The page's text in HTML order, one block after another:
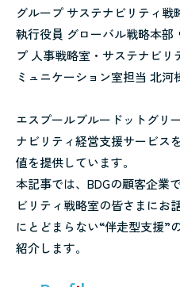
グループ サステナビリティ
執行役員 グローバル戦略本部
プ 人事戦略室・サステナビリ
ミュニケーション室担当 北河
エスプールブルードットグリ
ナビリティ経営支援サービス
値を提供しています。
本記事では、BDGの顧客企業
ビリティ戦略室の皆さまにお
にとどまらない“伴走型支援”
紹介します。